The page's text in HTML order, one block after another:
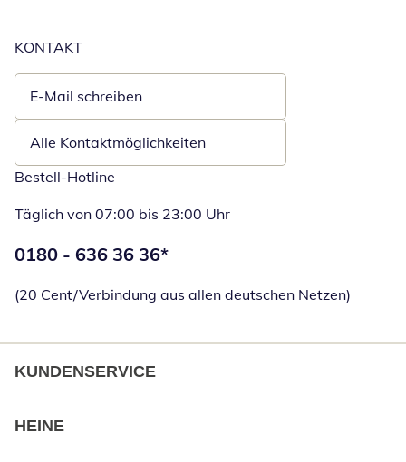
KONTAKT
E-Mail schreiben
Öffnet E-Mail-Client
Alle Kontaktmöglichkeiten
Bestell-Hotline
Täglich von 07:00 bis 23:00 Uhr
Telefonnummer:
0180 - 636 36 36*
(20 Cent/Verbindung aus allen deutschen Netzen)
KUNDENSERVICE
HEINE